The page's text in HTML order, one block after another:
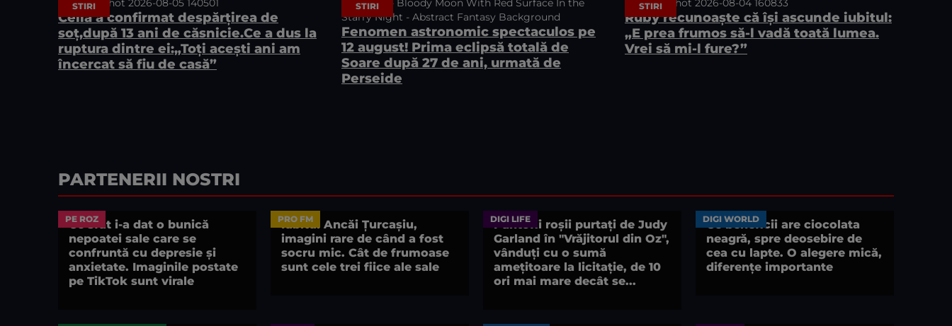
STIRI
Celia a confirmat despărțirea de
soț,după 13 ani de căsnicie.Ce a dus la
ruptura dintre ei:„Toți acești ani am
încercat să fiu de casă”
STIRI
Fenomen astronomic spectaculos pe
12 august! Prima eclipsă totală de
Soare după 27 de ani, urmată de
Perseide
STIRI
Ruby recunoaște că își ascunde iubitul:
„E prea frumos să-l vadă toată lumea.
Vrei să mi-l fure?”
PARTENERII NOSTRI
PE ROZ
Ce sfat i-a dat o bunică
nepoatei sale care se
confruntă cu depresie și
anxietate. Imaginile postate
pe TikTok sunt virale
PRO FM
Iubitul Ancăi Țurcașiu,
imagini rare de când a fost
socru mic. Cât de frumoase
sunt cele trei fiice ale sale
DIGI LIFE
Pantofii roșii purtați de Judy
Garland în "Vrăjitorul din Oz",
vânduți cu o sumă
amețitoare la licitație, de 10
ori mai mare decât se...
DIGI WORLD
Ce beneficii are ciocolata
neagră, spre deosebire de
cea cu lapte. O alegere mică,
diferențe importante